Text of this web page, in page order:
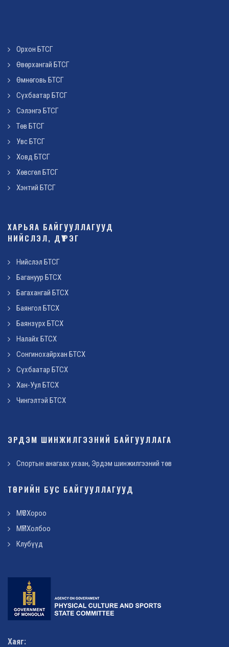
Орхон БТСГ
Өвөрхангай БТСГ
Өмнөговь БТСГ
Сүхбаатар БТСГ
Сэлэнгэ БТСГ
Төв БТСГ
Увс БТСГ
Ховд БТСГ
Хөвсгөл БТСГ
Хэнтий БТСГ
ХАРЬЯА БАЙГУУЛЛАГУУД
НИЙСЛЭЛ, ДҮҮРЭГ
Нийслэл БТСГ
Багануур БТСХ
Багахангай БТСХ
Баянгол БТСХ
Баянзүрх БТСХ
Налайх БТСХ
Сонгинохайрхан БТСХ
Сүхбаатар БТСХ
Хан-Уул БТСХ
Чингэлтэй БТСХ
ЭРДЭМ ШИНЖИЛГЭЭНИЙ БАЙГУУЛЛАГА
Спортын анагаах ухаан, Эрдэм шинжилгээний төв
ТӨРИЙН БУС БАЙГУУЛЛАГУУД
МҮОХороо
МҮПХолбоо
Клубүүд
Хаяг: